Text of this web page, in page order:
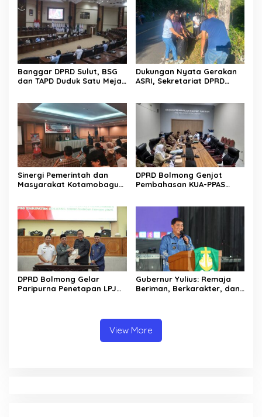
Banggar DPRD Sulut, BSG
dan TAPD Duduk Satu Meja.
Dukungan Nyata Gerakan
ASRI, Sekretariat DPRD
Sinergi Pemerintah dan
Masyarakat Kotamobagu
DPRD Bolmong Genjot
Pembahasan KUA-PPAS
DPRD Bolmong Gelar
Paripurna Penetapan LPJ
Gubernur Yulius: Remaja
Beriman, Berkarakter, dan
View More